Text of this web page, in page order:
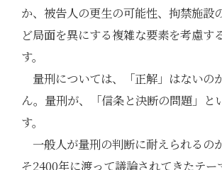
か、被告人の更生の可能性、拘禁施設
ど局面を異にする複雑な要素を考慮す
す。
量刑については、「正解」はないの
ん。量刑が、「信条と決断の問題」と
す。
一般人が量刑の判断に耐えられるの
そ2400年に渡って議論されてきたテー